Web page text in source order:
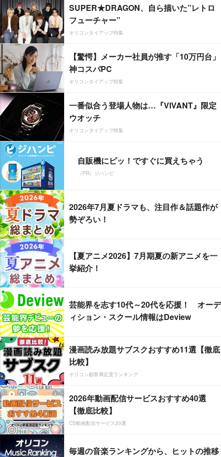
SUPER★DRAGON、自ら描いた”レトロ
フューチャー”
オリコンタイアップ特集
【驚愕】メーカー社員が推す「10万円台」
神コスパPC
オリコンタイアップ特集
一番似合う登場人物は…『VIVANT』限定
ウオッチ
オリコンタイアップ特集
自販機にピッ！ですぐに買えちゃう
（PR）ジハンピ
2026年7月夏ドラマも、注目作＆話題作が
勢ぞろい！
【夏アニメ2026】7月期夏の新アニメを一
挙紹介！
芸能界を志す10代～20代を応援！ オーデ
ィション・スクール情報はDeview
漫画読み放題サブスクおすすめ11選【徹底
比較】
オリコン顧客満足度ランキング
2026年動画配信サービスおすすめ40選
【徹底比較】
CS動画配信サービス20選
毎週の音楽ランキングから、ヒットの推移